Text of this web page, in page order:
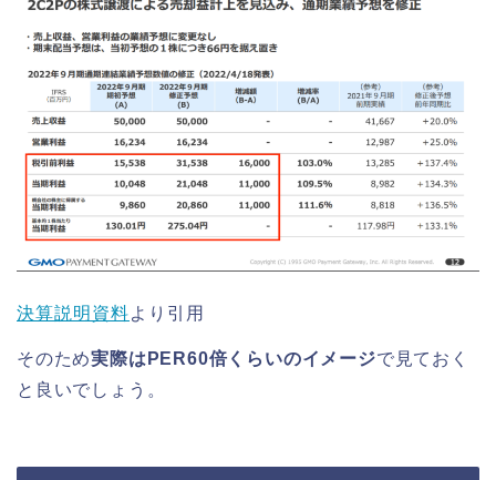
決算説明資料より引用
そのため実際はPER60倍くらいのイメージで見ておく
と良いでしょう。